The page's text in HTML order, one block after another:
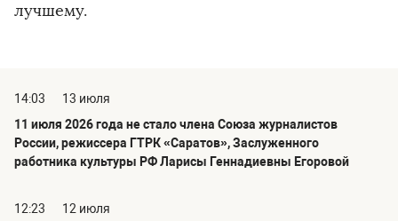
лучшему.
14:03
13 июля
11 июля 2026 года не стало члена Союза журналистов
России, режиссера ГТРК «Саратов», Заслуженного
работника культуры РФ Ларисы Геннадиевны Егоровой
12:23
12 июля